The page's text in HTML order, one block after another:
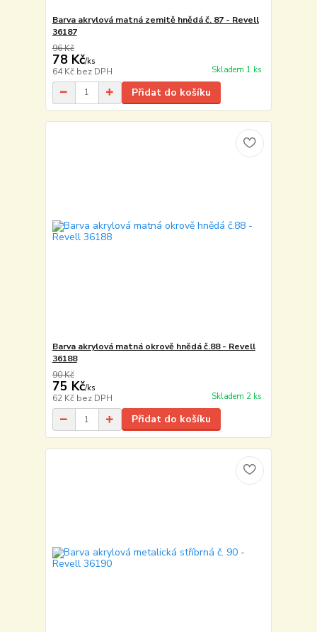
Barva akrylová matná zemitě hnědá č. 87 - Revell
36187
96 Kč
78 Kč/ks
64 Kč bez DPH Skladem 1 ks
Přidat do košíku
Barva akrylová matná okrově hnědá č.88 - Revell
36188
90 Kč
75 Kč/ks
62 Kč bez DPH Skladem 2 ks
Přidat do košíku